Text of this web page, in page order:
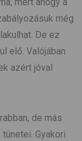
még
De ez
elő. Valójában
azért jóval
de más
Gyakori